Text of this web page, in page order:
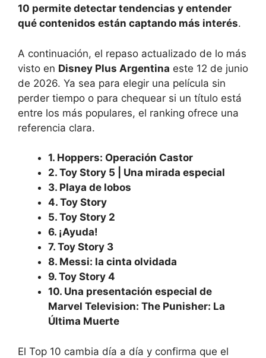
10 permite detectar tendencias y entender
qué contenidos están captando más interés.
A continuación, el repaso actualizado de lo más
visto en Disney Plus Argentina este 12 de junio
de 2026. Ya sea para elegir una película sin
perder tiempo o para chequear si un título está
entre los más populares, el ranking ofrece una
referencia clara.
1. Hoppers: Operación Castor
2. Toy Story 5 | Una mirada especial
3. Playa de lobos
4. Toy Story
5. Toy Story 2
6. ¡Ayuda!
7. Toy Story 3
8. Messi: la cinta olvidada
9. Toy Story 4
10. Una presentación especial de
Marvel Television: The Punisher: La
Última Muerte
El Top 10 cambia día a día y confirma que el